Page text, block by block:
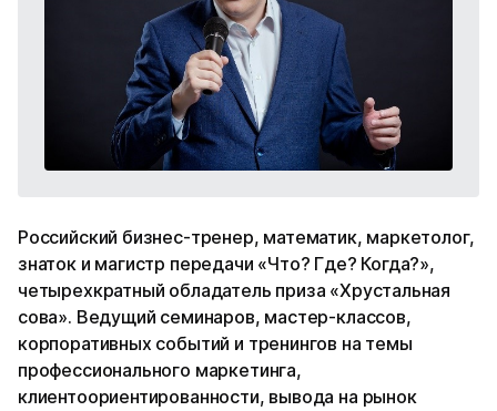
Российский бизнес-тренер, математик, маркетолог,
знаток и магистр передачи «Что? Где? Когда?»,
четырехкратный обладатель приза «Хрустальная
сова». Ведущий семинаров, мастер-классов,
корпоративных событий и тренингов на темы
профессионального маркетинга,
клиентоориентированности, вывода на рынок